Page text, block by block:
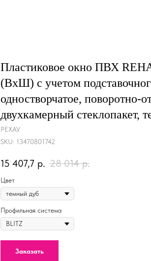
Пластиковое окно ПВХ
(ВхШ) с учетом
одностворчатое, поворотно-
двухкамерный стеклопакет,
РЕХАУ
SKU: 13470801742
15 407,7 р. 28 014 р.
Цвет
Профильная система
Заказать